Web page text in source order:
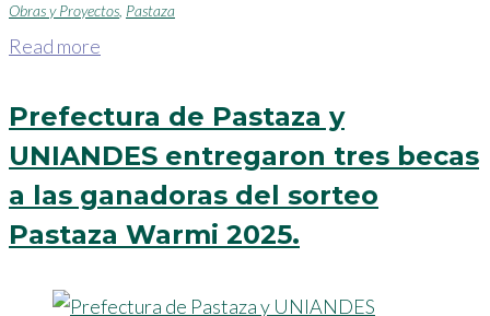
Obras y Proyectos Pastaza
Read more
Prefectura de Pastaza y
UNIANDES entregaron tres becas
a las ganadoras del sorteo
Pastaza Warmi 2025.